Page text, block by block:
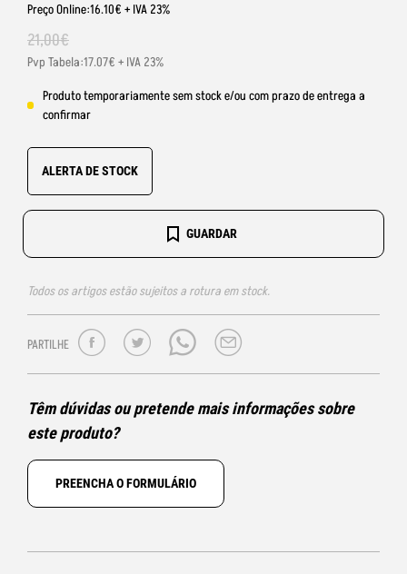
Preço Online:16.10€ + IVA 23%
21,00€
Pvp Tabela:17.07€ + IVA 23%
Produto temporariamente sem stock e/ou com prazo de entrega a
confirmar
ALERTA DE STOCK
GUARDAR
Todos os artigos estão sujeitos a rotura em stock.
PARTILHE
Têm dúvidas ou pretende mais informações sobre
este produto?
PREENCHA O FORMULÁRIO